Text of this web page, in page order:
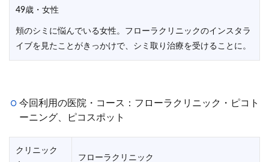
49歳・女性
頬のシミに悩んでいる女性。フローラクリニックのインスタラ
イブを見たことがきっかけで、シミ取り治療を受けることに。
今回利用の医院・コース：フローラクリニック・ピコト
ーニング、ピコスポット
クリニック
フローラクリニック